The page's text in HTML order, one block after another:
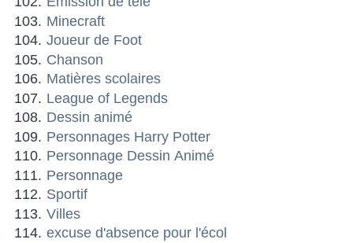
Minecraft
Joueur de Foot
Chanson
Matières scolaires
League of Legends
Dessin animé
Personnages Harry Potter
Personnage Dessin Animé
Personnage
Sportif
Villes
excuse d'absence pour l'écol